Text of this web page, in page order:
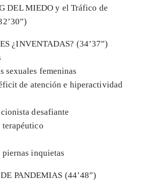
DEL MIEDO y el Tráfico de
¿INVENTADAS? (34’37”)
sexuales femeninas
de atención e hiperactividad
desafiante
piernas inquietas
PANDEMIAS (44’48”)